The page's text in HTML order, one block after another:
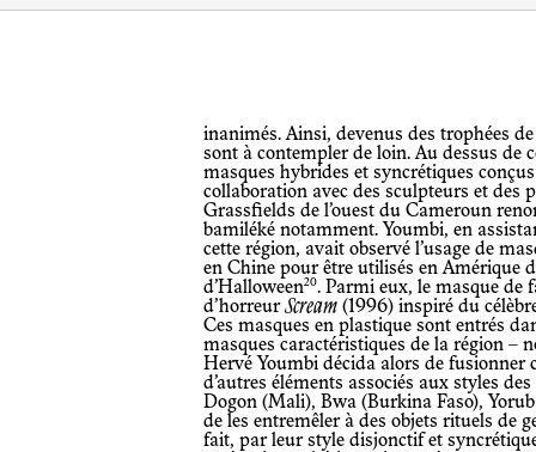
inanimés. Ainsi, devenus des trophées de la colonisation impériale, ces masques
sont à contempler de loin. Au dessus de
masques hybrides et syncrétiques
collaboration avec des sculpteurs et des
Grassfields de l’ouest du Cameroun
bamiléké notamment. Youmbi, en
cette région, avait observé l’usage de
en Chine pour être utilisés en Amérique
d’Halloween20. Parmi eux, le masque
d’horreurScream (1996) inspiré du
Ces masques en plastique sont entrés
masques caractéristiques de la région –
Hervé Youmbi décida alors de fusionner
d’autres éléments associés aux styles
Dogon (Mali), Bwa (Burkina Faso),
de les entremêler à des objets rituels de
fait, par leur style disjonctif et